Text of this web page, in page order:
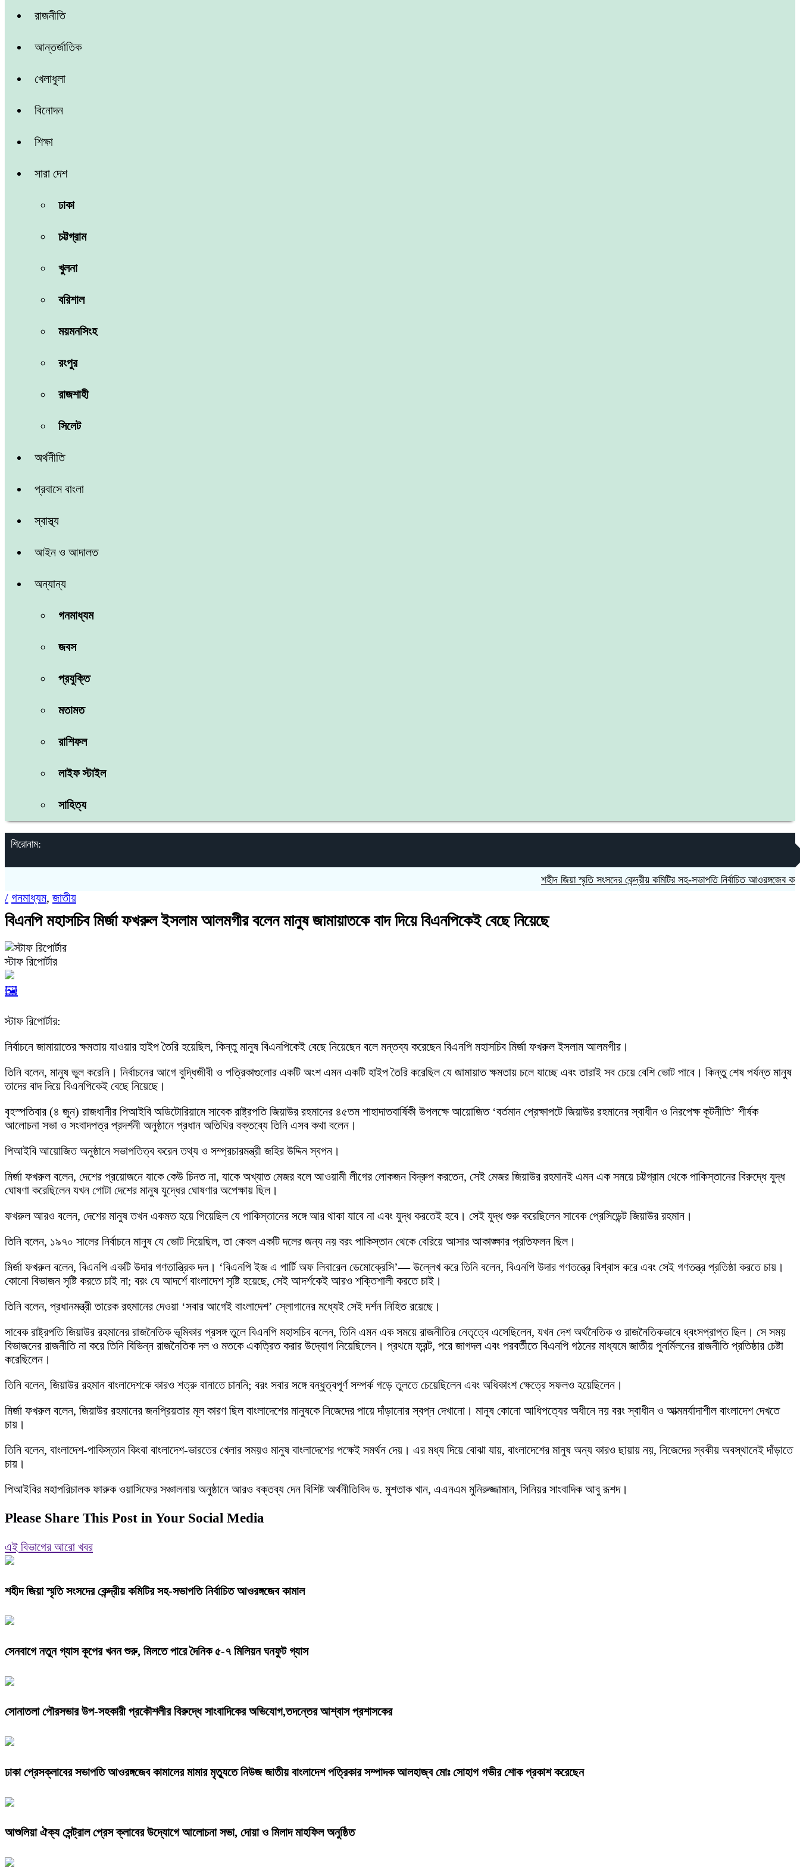
রাজনীতি
আন্তর্জাতিক
খেলাধুলা
বিনোদন
শিক্ষা
সারা দেশ
ঢাকা
চট্টগ্রাম
খুলনা
বরিশাল
ময়মনসিংহ
রংপুর
রাজশাহী
সিলেট
অর্থনীতি
প্রবাসে বাংলা
স্বাস্থ্য
আইন ও আদালত
অন্যান্য
গনমাধ্যম
জবস
প্রযুক্তি
মতামত
রাশিফল
লাইফ স্টাইল
সাহিত্য
শিরোনাম:
শহীদ জিয়া স্মৃতি সংসদের কেন্দ্রীয় কমিটির সহ-সভাপতি নির্বাচিত আওরঙ্গজেব কামাল
/ গনমাধ্যম, জাতীয়
বিএনপি মহাসচিব মির্জা ফখরুল ইসলাম আলমগীর বলেন মানুষ জামায়াতকে বাদ দিয়ে বিএনপিকেই বেছে নিয়েছে
স্টাফ রিপোর্টার
🖼️
স্টাফ রিপোর্টার:
নির্বাচনে জামায়াতের ক্ষমতায় যাওয়ার হাইপ তৈরি হয়েছিল, কিন্তু মানুষ বিএনপিকেই বেছে নিয়েছেন বলে মন্তব্য করেছেন বিএনপি মহাসচিব মির্জা ফখরুল ইসলাম আলমগীর।
তিনি বলেন, মানুষ ভুল করেনি। নির্বাচনের আগে বুদ্ধিজীবী ও পত্রিকাগুলোর একটি অংশ এমন একটি হাইপ তৈরি করেছিল যে জামায়াত ক্ষমতায় চলে যাচ্ছে এবং তারাই সব চেয়ে বেশি ভোট পাবে। কিন্তু শেষ পর্যন্ত মানুষ
তাদের বাদ দিয়ে বিএনপিকেই বেছে নিয়েছে।
বৃহস্পতিবার (৪ জুন) রাজধানীর পিআইবি অডিটোরিয়ামে সাবেক রাষ্ট্রপতি জিয়াউর রহমানের ৪৫তম শাহাদাতবার্ষিকী উপলক্ষে আয়োজিত ‘বর্তমান প্রেক্ষাপটে জিয়াউর রহমানের স্বাধীন ও নিরপেক্ষ কূটনীতি’ শীর্ষক
আলোচনা সভা ও সংবাদপত্র প্রদর্শনী অনুষ্ঠানে প্রধান অতিথির বক্তব্যে তিনি এসব কথা বলেন।
পিআইবি আয়োজিত অনুষ্ঠানে সভাপতিত্ব করেন তথ্য ও সম্প্রচারমন্ত্রী জহির উদ্দিন স্বপন।
মির্জা ফখরুল বলেন, দেশের প্রয়োজনে যাকে কেউ চিনত না, যাকে অখ্যাত মেজর বলে আওয়ামী লীগের লোকজন বিদ্রুপ করতেন, সেই মেজর জিয়াউর রহমানই এমন এক সময়ে চট্টগ্রাম থেকে পাকিস্তানের বিরুদ্ধে যুদ্ধ
ঘোষণা করেছিলেন যখন গোটা দেশের মানুষ যুদ্ধের ঘোষণার অপেক্ষায় ছিল।
ফখরুল আরও বলেন, দেশের মানুষ তখন একমত হয়ে গিয়েছিল যে পাকিস্তানের সঙ্গে আর থাকা যাবে না এবং যুদ্ধ করতেই হবে। সেই যুদ্ধ শুরু করেছিলেন সাবেক প্রেসিডেন্ট জিয়াউর রহমান।
তিনি বলেন, ১৯৭০ সালের নির্বাচনে মানুষ যে ভোট দিয়েছিল, তা কেবল একটি দলের জন্য নয় বরং পাকিস্তান থেকে বেরিয়ে আসার আকাঙ্ক্ষার প্রতিফলন ছিল।
মির্জা ফখরুল বলেন, বিএনপি একটি উদার গণতান্ত্রিক দল। ‘বিএনপি ইজ এ পার্টি অফ লিবারেল ডেমোক্রেসি’— উল্লেখ করে তিনি বলেন, বিএনপি উদার গণতন্ত্রে বিশ্বাস করে এবং সেই গণতন্ত্র প্রতিষ্ঠা করতে চায়।
কোনো বিভাজন সৃষ্টি করতে চাই না; বরং যে আদর্শে বাংলাদেশ সৃষ্টি হয়েছে, সেই আদর্শকেই আরও শক্তিশালী করতে চাই।
তিনি বলেন, প্রধানমন্ত্রী তারেক রহমানের দেওয়া ‘সবার আগেই বাংলাদেশ’ স্লোগানের মধ্যেই সেই দর্শন নিহিত রয়েছে।
সাবেক রাষ্ট্রপতি জিয়াউর রহমানের রাজনৈতিক ভূমিকার প্রসঙ্গ তুলে বিএনপি মহাসচিব বলেন, তিনি এমন এক সময়ে রাজনীতির নেতৃত্বে এসেছিলেন, যখন দেশ অর্থনৈতিক ও রাজনৈতিকভাবে ধ্বংসপ্রাপ্ত ছিল। সে সময়
বিভাজনের রাজনীতি না করে তিনি বিভিন্ন রাজনৈতিক দল ও মতকে একত্রিত করার উদ্যোগ নিয়েছিলেন। প্রথমে ফ্রন্ট, পরে জাগদল এবং পরবর্তীতে বিএনপি গঠনের মাধ্যমে জাতীয় পুনর্মিলনের রাজনীতি প্রতিষ্ঠার চেষ্টা
করেছিলেন।
তিনি বলেন, জিয়াউর রহমান বাংলাদেশকে কারও শত্রু বানাতে চাননি; বরং সবার সঙ্গে বন্ধুত্বপূর্ণ সম্পর্ক গড়ে তুলতে চেয়েছিলেন এবং অধিকাংশ ক্ষেত্রে সফলও হয়েছিলেন।
মির্জা ফখরুল বলেন, জিয়াউর রহমানের জনপ্রিয়তার মূল কারণ ছিল বাংলাদেশের মানুষকে নিজেদের পায়ে দাঁড়ানোর স্বপ্ন দেখানো। মানুষ কোনো আধিপত্যের অধীনে নয় বরং স্বাধীন ও আত্মমর্যাদাশীল বাংলাদেশ দেখতে
চায়।
তিনি বলেন, বাংলাদেশ-পাকিস্তান কিংবা বাংলাদেশ-ভারতের খেলার সময়ও মানুষ বাংলাদেশের পক্ষেই সমর্থন দেয়। এর মধ্য দিয়ে বোঝা যায়, বাংলাদেশের মানুষ অন্য কারও ছায়ায় নয়, নিজেদের স্বকীয় অবস্থানেই দাঁড়াতে
চায়।
পিআইবির মহাপরিচালক ফারুক ওয়াসিফের সঞ্চালনায় অনুষ্ঠানে আরও বক্তব্য দেন বিশিষ্ট অর্থনীতিবিদ ড. মুশতাক খান, এএনএম মুনিরুজ্জামান, সিনিয়র সাংবাদিক আবু রূশদ।
Please Share This Post in Your Social Media
এই বিভাগের আরো খবর
শহীদ জিয়া স্মৃতি সংসদের কেন্দ্রীয় কমিটির সহ-সভাপতি নির্বাচিত আওরঙ্গজেব কামাল
সেনবাগে নতুন গ্যাস কূপের খনন শুরু, মিলতে পারে দৈনিক ৫-৭ মিলিয়ন ঘনফুট গ্যাস
সোনাতলা পৌরসভার উপ-সহকারী প্রকৌশলীর বিরুদ্ধে সাংবাদিকের অভিযোগ,তদন্তের আশ্বাস প্রশাসকের
ঢাকা প্রেসক্লাবের সভাপতি আওরঙ্গজেব কামালের মামার মৃত্যুতে নিউজ জাতীয় বাংলাদেশ পত্রিকার সম্পাদক আলহাজ্ব মোঃ সোহাগ গভীর শোক প্রকাশ করেছেন
আশুলিয়া ঐক্য সেন্ট্রাল প্রেস ক্লাবের উদ্যোগে আলোচনা সভা, দোয়া ও মিলাদ মাহফিল অনুষ্ঠিত